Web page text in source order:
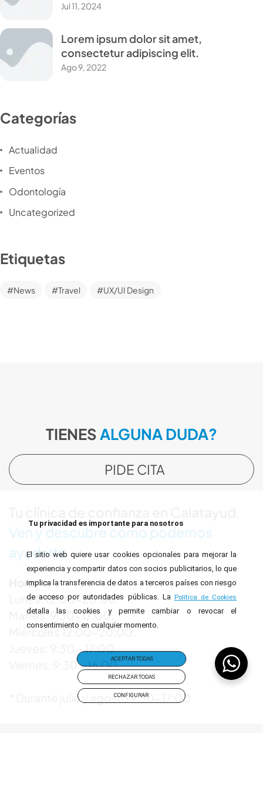
Jul 11, 2024
Lorem ipsum dolor sit amet,
consectetur adipiscing elit.
Ago 9, 2022
Categorías
Actualidad
Eventos
Odontología
Uncategorized
Etiquetas
News Travel UX/UI Design
TIENESALGUNA DUDA?
PIDE CITA
Ven y descubre cómo podemos
ayudarte
Horario:
Lunes: 12:00-20:00.
Martes: 9:30-17:00.
Miércoles 12:00-20:00.
Jueves: 9:30 – 17:00.
Viernes: 9:30 – 16:00.
* Durante julio y agosto 9:30-17:00
Tu privacidad es importante para nosotros
El sitio web quiere usar cookies opcionales para mejorar la
experiencia y compartir datos con socios publicitarios, lo que
implica la transferencia de datos a terceros países con riesgo
de acceso por autoridades públicas. La Política de Cookies
detalla las cookies y permite cambiar o revocar el
consentimiento en cualquier momento.
ACEPTAR TODAS
RECHAZAR TODAS
CONFIGURAR